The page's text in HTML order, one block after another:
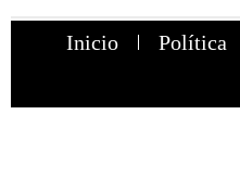
Inicio Política